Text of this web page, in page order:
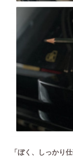
「ぼく、しっかり